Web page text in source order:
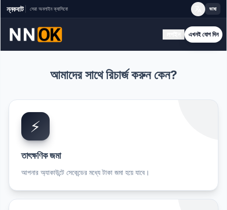
ন্নকবাট সেরা অনলাইন ক্যাসিনো ভাষা
এখনই যোগ দিন
আমাদের সাথে রিচার্জ করুন কেন?
⚡
তাৎক্ষণিক জমা
আপনার অ্যাকাউন্টে সেকেন্ডের মধ্যে টাকা জমা হয়ে যাবে।